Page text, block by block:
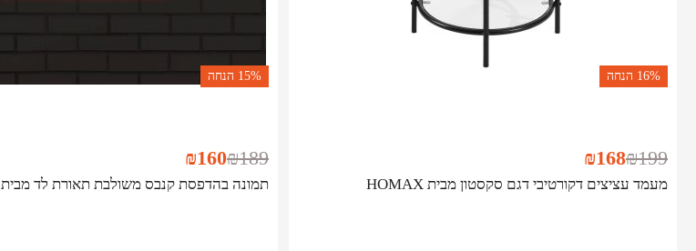
16% הנחה
מעמד עציצים דקורטיבי דגם סקסטון מבית HOMAX
₪199
₪168
15% הנחה
תמונה בהדפסת קנבס משולבת תאורת לד מבית HOMAX
₪189
₪160